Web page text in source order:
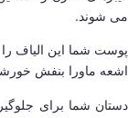
می شوند.
پوست شما این الیاف
اشعه ماورا بنفش خورشید دلیل
دستان شما برای